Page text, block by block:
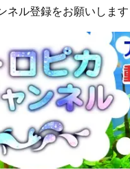
ネル登録をお願いします